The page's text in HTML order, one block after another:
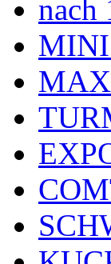
nach